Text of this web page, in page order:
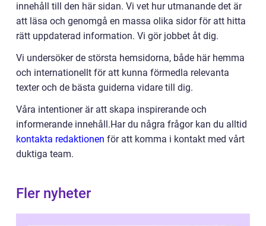
innehåll till den här sidan. Vi vet hur utmanande det är
att läsa och genomgå en massa olika sidor för att hitta
rätt uppdaterad information. Vi gör jobbet åt dig.
Vi undersöker de största hemsidorna, både här hemma
och internationellt för att kunna förmedla relevanta
texter och de bästa guiderna vidare till dig.
Våra intentioner är att skapa inspirerande och
informerande innehåll.Har du några frågor kan du alltid
kontakta redaktionen för att komma i kontakt med vårt
duktiga team.
Fler nyheter